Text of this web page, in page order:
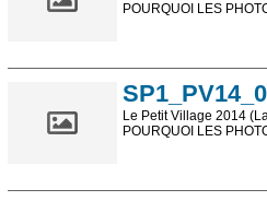
POURQUOI LES
Le Petit Village 2014
POURQUOI LES